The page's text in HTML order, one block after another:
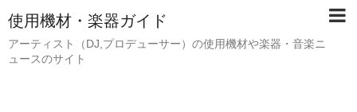
使用機材・楽器ガイド
アーティスト（DJ,プロデューサー）の使用機材や楽器・音楽ニ
ュースのサイト